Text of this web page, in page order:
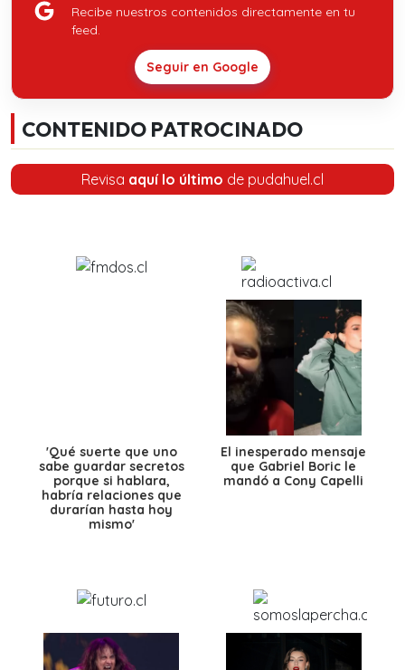
Recibe nuestros contenidos directamente en tu
feed.
Seguir en Google
CONTENIDO PATROCINADO
Revisa aquí lo último de pudahuel.cl
'Qué suerte que uno
sabe guardar secretos
porque si hablara,
habría relaciones que
durarían hasta hoy
mismo'
El inesperado mensaje
que Gabriel Boric le
mandó a Cony Capelli